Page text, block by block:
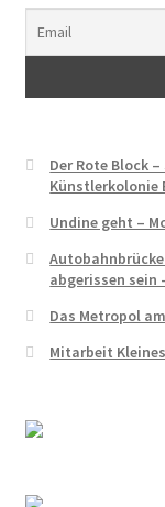
Der Rote Block
Künstlerkolonie
Undine geht –
abgerissen sein
Das Metropol
Mitarbeit